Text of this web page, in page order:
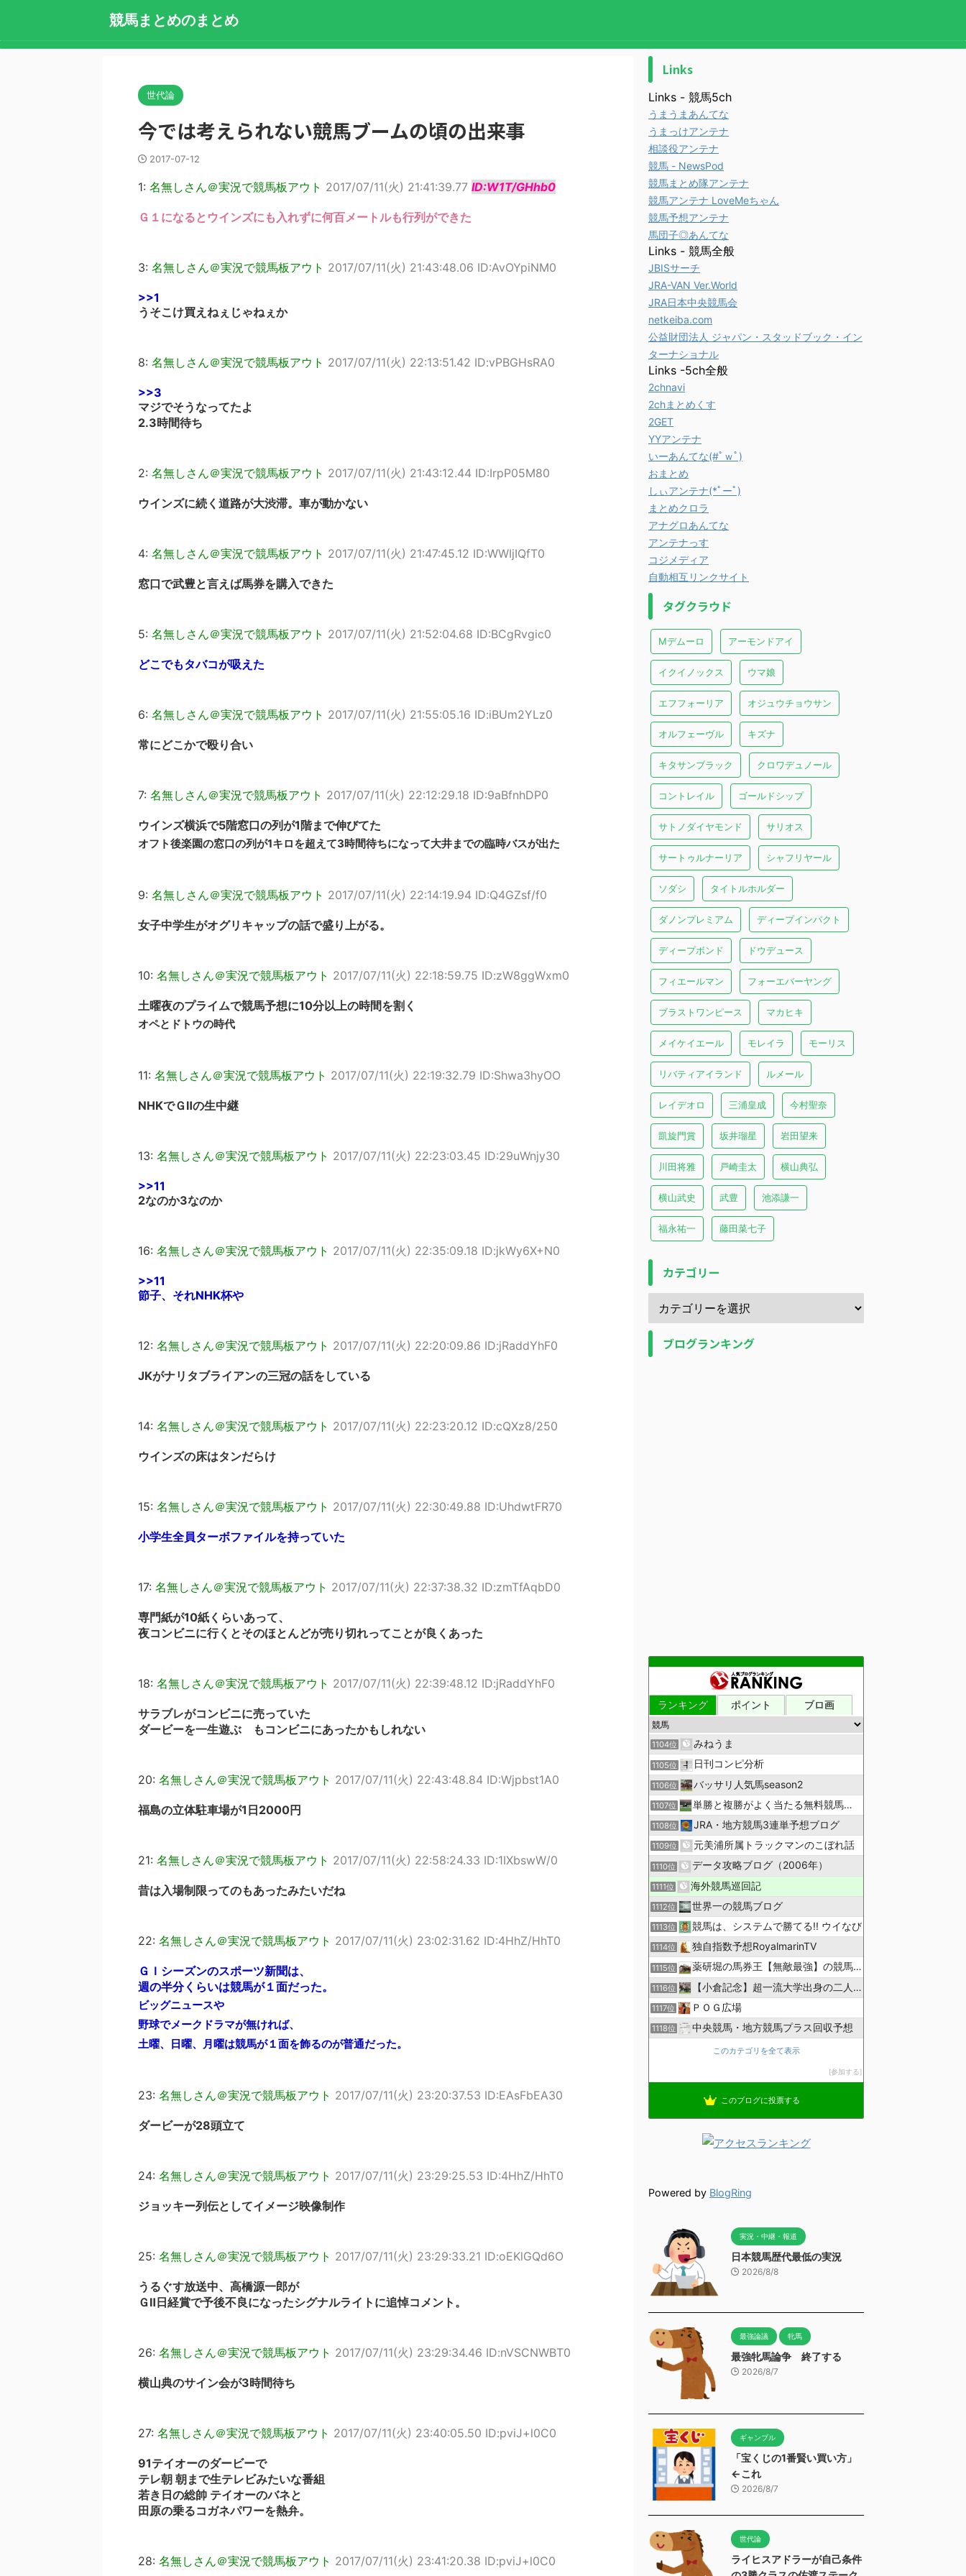
競馬まとめのまとめ
世代論
今では考えられない競馬ブームの頃の出来事
2017-07-12
1: 名無しさん＠実況で競馬板アウト 2017/07/11(火) 21:41:39.77 ID:W1T/GHhb0
Ｇ１になるとウインズにも入れずに何百メートルも行列ができた
3: 名無しさん＠実況で競馬板アウト 2017/07/11(火) 21:43:48.06 ID:AvOYpiNM0
>>1
うそこけ買えねぇじゃねぇか
8: 名無しさん＠実況で競馬板アウト 2017/07/11(火) 22:13:51.42 ID:vPBGHsRA0
>>3
マジでそうなってたよ
2.3時間待ち
2: 名無しさん＠実況で競馬板アウト 2017/07/11(火) 21:43:12.44 ID:IrpP05M80
ウインズに続く道路が大渋滞。車が動かない
4: 名無しさん＠実況で競馬板アウト 2017/07/11(火) 21:47:45.12 ID:WWIjIQfT0
窓口で武豊と言えば馬券を購入できた
5: 名無しさん＠実況で競馬板アウト 2017/07/11(火) 21:52:04.68 ID:BCgRvgic0
どこでもタバコが吸えた
6: 名無しさん＠実況で競馬板アウト 2017/07/11(火) 21:55:05.16 ID:iBUm2YLz0
常にどこかで殴り合い
7: 名無しさん＠実況で競馬板アウト 2017/07/11(火) 22:12:29.18 ID:9aBfnhDP0
ウインズ横浜で5階窓口の列が1階まで伸びてた
オフト後楽園の窓口の列が1キロを超えて3時間待ちになって大井までの臨時バスが出た
9: 名無しさん＠実況で競馬板アウト 2017/07/11(火) 22:14:19.94 ID:Q4GZsf/f0
女子中学生がオグリキャップの話で盛り上がる。
10: 名無しさん＠実況で競馬板アウト 2017/07/11(火) 22:18:59.75 ID:zW8ggWxm0
土曜夜のプライムで競馬予想に10分以上の時間を割く
オペとドトウの時代
11: 名無しさん＠実況で競馬板アウト 2017/07/11(火) 22:19:32.79 ID:Shwa3hyOO
NHKでＧⅡの生中継
13: 名無しさん＠実況で競馬板アウト 2017/07/11(火) 22:23:03.45 ID:29uWnjy30
>>11
2なのか3なのか
16: 名無しさん＠実況で競馬板アウト 2017/07/11(火) 22:35:09.18 ID:jkWy6X+N0
>>11
節子、それNHK杯や
12: 名無しさん＠実況で競馬板アウト 2017/07/11(火) 22:20:09.86 ID:jRaddYhF0
JKがナリタブライアンの三冠の話をしている
14: 名無しさん＠実況で競馬板アウト 2017/07/11(火) 22:23:20.12 ID:cQXz8/250
ウインズの床はタンだらけ
15: 名無しさん＠実況で競馬板アウト 2017/07/11(火) 22:30:49.88 ID:UhdwtFR70
小学生全員ターボファイルを持っていた
17: 名無しさん＠実況で競馬板アウト 2017/07/11(火) 22:37:38.32 ID:zmTfAqbD0
専門紙が10紙くらいあって、
夜コンビニに行くとそのほとんどが売り切れってことが良くあった
18: 名無しさん＠実況で競馬板アウト 2017/07/11(火) 22:39:48.12 ID:jRaddYhF0
サラブレがコンビニに売っていた
ダービーを一生遊ぶ もコンビニにあったかもしれない
20: 名無しさん＠実況で競馬板アウト 2017/07/11(火) 22:43:48.84 ID:Wjpbst1A0
福島の立体駐車場が1日2000円
21: 名無しさん＠実況で競馬板アウト 2017/07/11(火) 22:58:24.33 ID:1IXbswW/0
昔は入場制限ってのもあったみたいだね
22: 名無しさん＠実況で競馬板アウト 2017/07/11(火) 23:02:31.62 ID:4HhZ/HhT0
ＧＩシーズンのスポーツ新聞は、
週の半分くらいは競馬が１面だった。
ビッグニュースや
野球でメークドラマが無ければ、
土曜、日曜、月曜は競馬が１面を飾るのが普通だった。
23: 名無しさん＠実況で競馬板アウト 2017/07/11(火) 23:20:37.53 ID:EAsFbEA30
ダービーが28頭立て
24: 名無しさん＠実況で競馬板アウト 2017/07/11(火) 23:29:25.53 ID:4HhZ/HhT0
ジョッキー列伝としてイメージ映像制作
25: 名無しさん＠実況で競馬板アウト 2017/07/11(火) 23:29:33.21 ID:oEKlGQd6O
うるぐす放送中、高橋源一郎が
ＧⅡ日経賞で予後不良になったシグナルライトに追悼コメント。
26: 名無しさん＠実況で競馬板アウト 2017/07/11(火) 23:29:34.46 ID:nVSCNWBT0
横山典のサイン会が3時間待ち
27: 名無しさん＠実況で競馬板アウト 2017/07/11(火) 23:40:05.50 ID:pviJ+l0C0
91テイオーのダービーで
テレ朝 朝まで生テレビみたいな番組
若き日の総帥 テイオーのバネと
田原の乗るコガネパワーを熱弁。
28: 名無しさん＠実況で競馬板アウト 2017/07/11(火) 23:41:20.38 ID:pviJ+l0C0
Links
Links - 競馬5ch
うまうまあんてな
うまっけアンテナ
相談役アンテナ
競馬 - NewsPod
競馬まとめ隊アンテナ
競馬アンテナ LoveMeちゃん
競馬予想アンテナ
馬団子◎あんてな
Links - 競馬全般
JBISサーチ
JRA-VAN Ver.World
JRA日本中央競馬会
netkeiba.com
公益財団法人 ジャパン・スタッドブック・イン
ターナショナル
Links -5ch全般
2chnavi
2chまとめくす
2GET
YYアンテナ
いーあんてな(#ﾟｗﾟ)
おまとめ
しぃアンテナ(*ﾟーﾟ)
まとめクロラ
アナグロあんてな
アンテナっす
コジメディア
自動相互リンクサイト
タグクラウド
Mデムーロ アーモンドアイ
イクイノックス ウマ娘
エフフォーリア オジュウチョウサン
オルフェーヴル キズナ
キタサンブラック クロワデュノール
コントレイル ゴールドシップ
サトノダイヤモンド サリオス
サートゥルナーリア シャフリヤール
ソダシ タイトルホルダー
ダノンプレミアム ディープインパクト
ディープボンド ドウデュース
フィエールマン フォーエバーヤング
ブラストワンピース マカヒキ
メイケイエール モレイラ モーリス
リバティアイランド ルメール
レイデオロ 三浦皇成 今村聖奈
凱旋門賞 坂井瑠星 岩田望来
川田将雅 戸崎圭太 横山典弘
横山武史 武豊 池添謙一
福永祐一 藤田菜七子
カテゴリー
ブログランキング
ランキング ポイント ブロ画
1104位 みねうま
1105位 日刊コンピ分析
1106位 バッサリ人気馬season2
1107位 単勝と複勝がよく当たる無料競馬予想ブログ
1108位 JRA・地方競馬3連単予想ブログ
1109位 元美浦所属トラックマンのこぼれ話
1110位 データ攻略ブログ（2006年）
1111位 海外競馬巡回記
1112位 世界一の競馬ブログ
1113位 競馬は、システムで勝てる!! ウイなび
1114位 独自指数予想RoyalmarinTV
1115位 薬研堀の馬券王【無敵最強】の競馬予想
1116位 【小倉記念】超一流大学出身の二人で理論競馬
1117位 ＰＯＧ広場
1118位 中央競馬・地方競馬プラス回収予想
このカテゴリを全て表示
参加する
このブログに投票する
Powered by BlogRing
実況・中継・報道
日本競馬歴代最低の実況
2026/8/8
最強論議 牝馬
最強牝馬論争 終了する
2026/8/7
ギャンブル
「宝くじの1番賢い買い方」
←これ
2026/8/7
世代論
ライヒスアドラーが自己条件